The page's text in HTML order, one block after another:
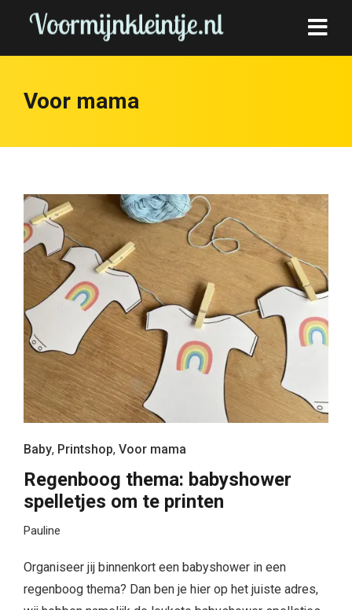
Voor mama
Baby, Printshop, Voor mama
Regenboog thema: babyshower
spelletjes om te printen
Pauline
Organiseer jij binnenkort een babyshower in een
regenboog thema? Dan ben je hier op het juiste adres,